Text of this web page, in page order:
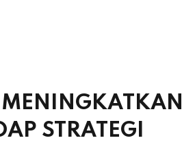
STRATEGI